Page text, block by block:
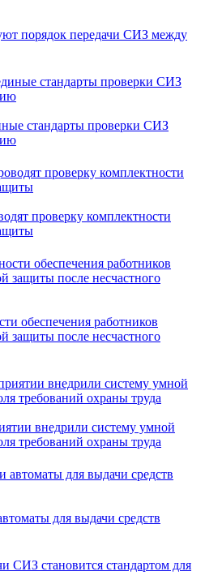
порядок передачи СИЗ между
стандарты проверки СИЗ
проверку комплектности
обеспечения работников
защиты после несчастного
внедрили систему умной
требований охраны труда
для выдачи средств